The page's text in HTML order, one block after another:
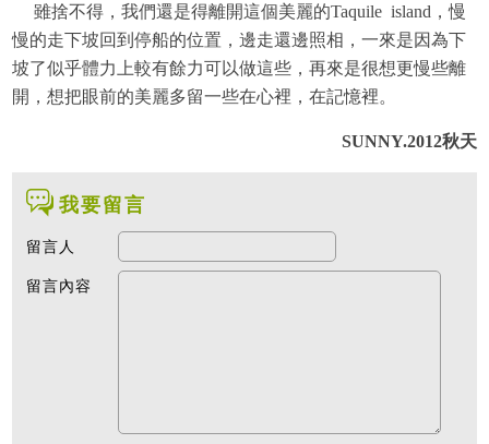
雖捨不得，我們還是得離開這個美麗的Taquile island，慢
慢的走下坡回到停船的位置，邊走還邊照相，一來是因為下
坡了似乎體力上較有餘力可以做這些，再來是很想更慢些離
開，想把眼前的美麗多留一些在心裡，在記憶裡。
SUNNY.2012秋天
我要留言
留言人
留言內容